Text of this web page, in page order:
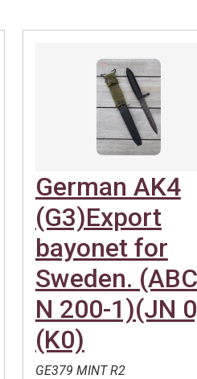
German AK4
(G3)Export
bayonet for
Sweden. (ABC
N 200-1)(JN
(K0)
GE379 MINT R2